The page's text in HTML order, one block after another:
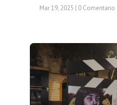
Mar 19, 2025 | 0 Comentario